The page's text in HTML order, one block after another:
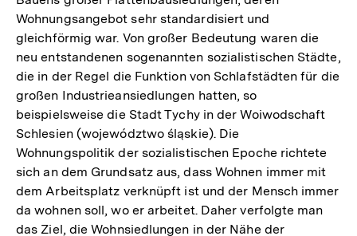
Wohnungsangebot sehr standardisiert und
gleichförmig war. Von großer Bedeutung waren die
neu entstandenen sogenannten sozialistischen Städte,
die in der Regel die Funktion von Schlafstädten für die
großen Industrieansiedlungen hatten, so
beispielsweise die Stadt Tychy in der Woiwodschaft
Schlesien (województwo śląskie). Die
Wohnungspolitik der sozialistischen Epoche richtete
sich an dem Grundsatz aus, dass Wohnen immer mit
dem Arbeitsplatz verknüpft ist und der Mensch immer
da wohnen soll, wo er arbeitet. Daher verfolgte man
das Ziel, die Wohnsiedlungen in der Nähe der